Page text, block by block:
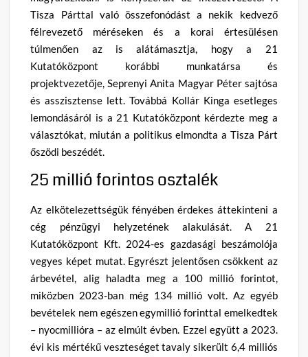
Tisza Párttal való összefonódást a nekik kedvező
félrevezető méréseken és a korai értesülésen
túlmenően az is alátámasztja, hogy a 21
Kutatóközpont korábbi munkatársa és
projektvezetője, Seprenyi Anita Magyar Péter sajtósa
és asszisztense lett. Továbbá Kollár Kinga esetleges
lemondásáról is a 21 Kutatóközpont kérdezte meg a
választókat, miután a politikus elmondta a Tisza Párt
őszödi beszédét.
25 millió forintos osztalék
Az elkötelezettségük fényében érdekes áttekinteni a
cég pénzügyi helyzetének alakulását. A 21
Kutatóközpont Kft. 2024-es gazdasági beszámolója
vegyes képet mutat. Egyrészt jelentősen csökkent az
árbevétel, alig haladta meg a 100 millió forintot,
miközben 2023-ban még 134 millió volt. Az egyéb
bevételek nem egészen egymillió forinttal emelkedtek
– nyocmillióra – az elmúlt évben. Ezzel együtt a 2023.
évi kis mértékű veszteséget tavaly sikerült 6,4 milliós